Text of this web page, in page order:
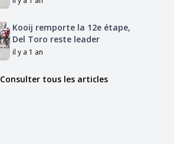
Kooij remporte la 12e étape,
Del Toro reste leader
il y a 1 an
Consulter tous les articles